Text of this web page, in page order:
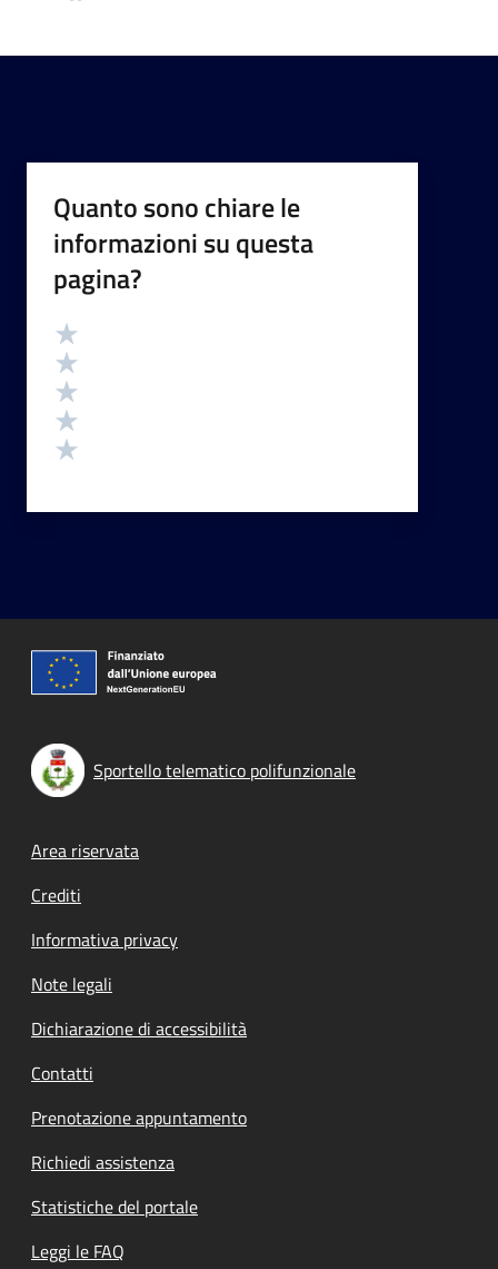
Quanto sono chiare le
informazioni su questa
pagina?
Valutazione
Sportello telematico polifunzionale
Footer menu
Area riservata
Crediti
Informativa privacy
Note legali
Dichiarazione di accessibilità
Contatti
Prenotazione appuntamento
Richiedi assistenza
Statistiche del portale
Leggi le FAQ